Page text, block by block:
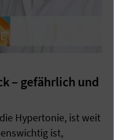
– gefährlich und
Hypertonie, ist weit
ist,